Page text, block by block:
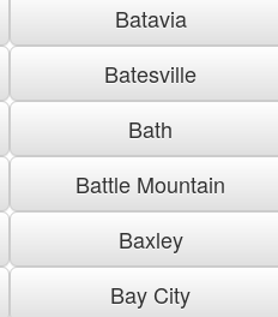
Batavia
Batesville
Bath
Battle Mountain
Baxley
Bay City